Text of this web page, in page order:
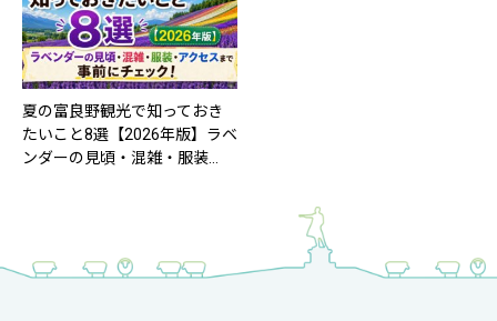
夏の富良野観光で知っておき
たいこと8選【2026年版】ラベ
ンダーの見頃・混雑・服装…